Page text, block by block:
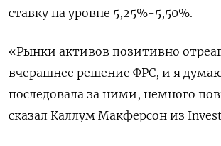
ставку на уровне 5,25%-5,50%.
«Рынки активов позитивно
вчерашнее решение ФРС, и я
последовала за ними, немного
сказал Каллум Макферсон из